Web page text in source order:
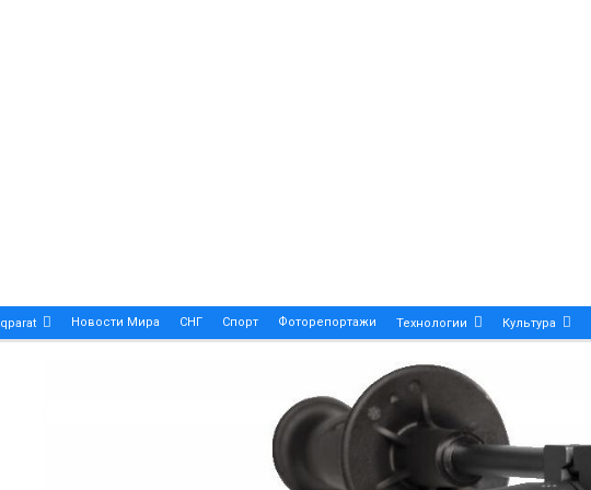
Новости Мира СНГ Спорт Фоторепортажи Технологии Культура
Patek Philippe Calatrava DATE – A True Symbol Of Elegance And Precision